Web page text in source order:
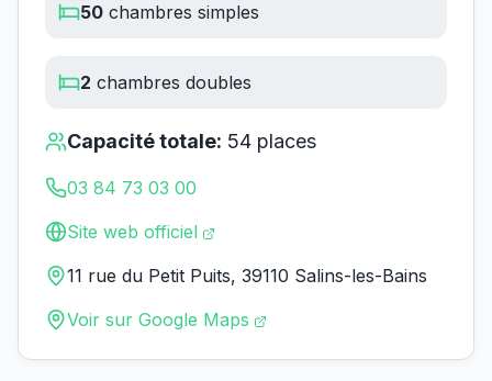
50 chambres simples
2 chambres doubles
Capacité totale: 54 places
03 84 73 03 00
Site web officiel
11 rue du Petit Puits, 39110 Salins-les-Bains
Voir sur Google Maps